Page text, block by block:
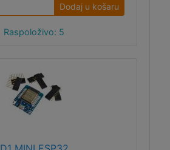
Dodaj u košaru
Raspoloživo: 5